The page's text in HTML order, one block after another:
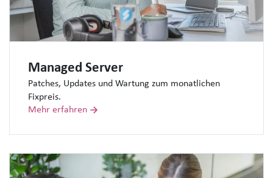
Managed Server
Patches, Updates und Wartung zum monatlichen
Fixpreis.
Mehr erfahren